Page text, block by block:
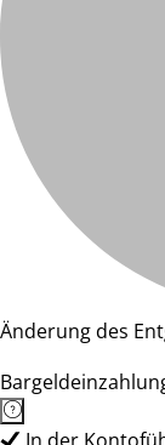
Änderung des